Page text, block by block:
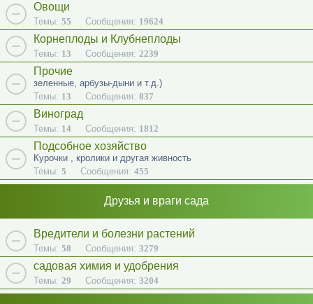
Овощи
Темы: 55 Сообщения: 19624
Корнеплоды и Клубнеплоды
Темы: 13 Сообщения: 2239
Прочие
зеленные, арбузы-дыни и т.д.)
Темы: 13 Сообщения: 837
Виноград
Темы: 14 Сообщения: 1812
Подсобное хозяйство
Курочки , кролики и другая живность
Темы: 5 Сообщения: 455
Друзья и враги сада
Вредители и болезни растений
Темы: 58 Сообщения: 3279
садовая химия и удобрения
Темы: 29 Сообщения: 3204